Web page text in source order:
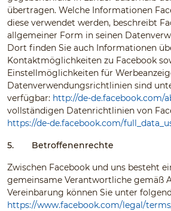
übertragen. Welche Informationen
diese verwendet werden, beschreibt
allgemeiner Form in seinen
Dort finden Sie auch Informationen
Kontaktmöglichkeiten zu Facebook
Einstellmöglichkeiten für
Datenverwendungsrichtlinien sind
verfügbar: http://de-de.facebook.com/
vollständigen Datenrichtlinien von
https://de-de.facebook.com/
5. Betroffenenrechte
Zwischen Facebook und uns besteht
gemeinsame Verantwortliche gemäß
Vereinbarung können Sie unter
https://www.facebook.com/legal/